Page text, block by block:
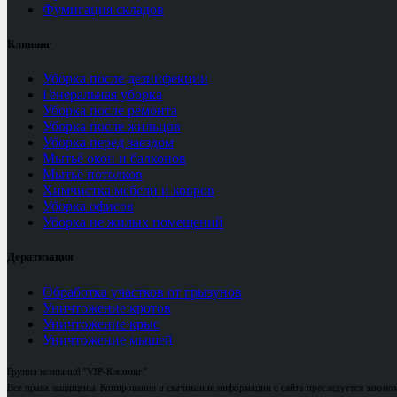
Фумигация складов
Клининг
Уборка после дезинфекции
Генеральная уборка
Уборка после ремонта
Уборка после жильцов
Уборка перед заездом
Мытьё окон и балконов
Мытьё потолков
Химчистка мебели и ковров
Уборка офисов
Уборка не жилых помещений
Дератизация
Обработка участков от грызунов
Уничтожение кротов
Уничтожение крыс
Уничтожение мышей
Группа компаний "VIP-Клининг"
Все права защищены. Копирование и скачивание информации с сайта преследуется